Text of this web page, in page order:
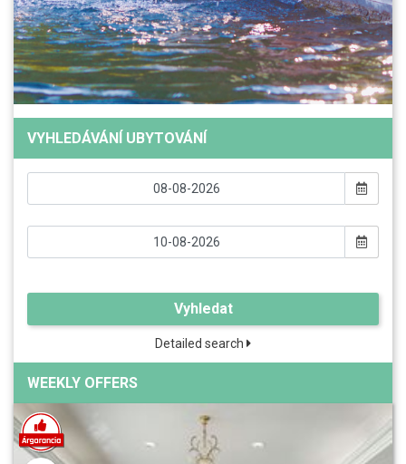
VYHLEDÁVÁNÍ UBYTOVÁNÍ
Vyhledat
Detailed search
WEEKLY OFFERS